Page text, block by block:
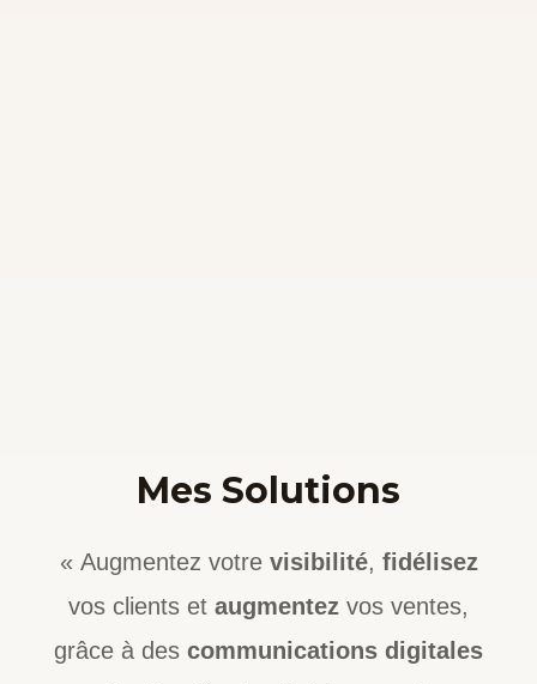
Mes Solutions
« Augmentez votre visibilité, fidélisez
vos clients et augmentez vos ventes,
grâce à des communications digitales